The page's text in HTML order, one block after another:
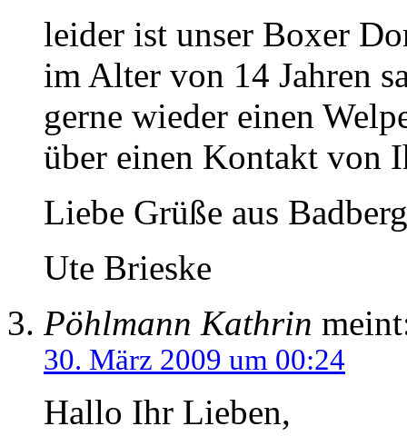
leider ist unser Boxer
im Alter von 14 Jahren
gerne wieder einen
über einen Kontakt von
Liebe Grüße aus
Ute Brieske
Pöhlmann Kathrin
30. März 2009 um 00:24
Hallo Ihr Lieben,